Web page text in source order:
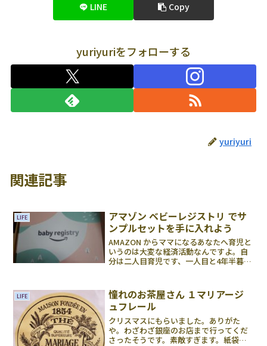
LINE
Copy
yuriyuriをフォローする
yuriyuri
関連記事
LIFE
アマゾン ベビーレジストリ でサ
ンプルセットを手に入れよう
AMAZON からママになるあなたへ育児と
いうのは大変な経済活動なんですよ。自
分は二人目育児です、一人目と4年半暮ら
行し自分の頭で考えるよう仕上げるコス
トとしては、とて...
LIFE
憧れのお茶屋さん １マリアージ
ュフレール
クリスマスにもらいました。ありがた
や。わざわざ銀座のお店まで行ってくだ
さったそうです。素敵すぎます。紙袋の